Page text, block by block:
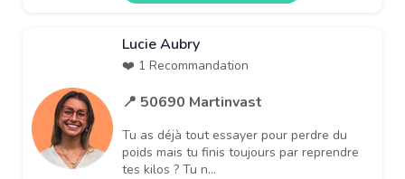
Lucie Aubry
❤️ 1 Recommandation
📍 50690 Martinvast
Tu as déjà tout essayer pour perdre du
poids mais tu finis toujours par reprendre
tes kilos ? Tu n...